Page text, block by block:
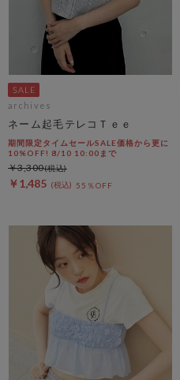
archives
ネーム起毛テレコＴｅｅ
期間限定タイムセールSALE価格から更に
10%OFF! 8/10 10:00まで
￥1,485 55％OFF
￥3,300